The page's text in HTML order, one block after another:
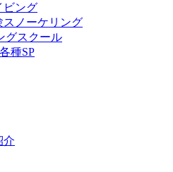
ビング
ノーケリング
グスクール
種SP
介